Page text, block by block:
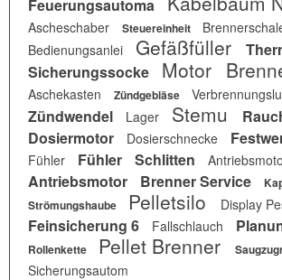
Feuerungsautoma
Ascheschaber Steuereinheit
Bedienungsanlei
Gefäßfüller
Sicherungssocke
Motor
Aschekasten Zündgebläse
Zündwendel Lager Stemu
Dosiermotor
Dosierschnecke
Fühler Fühler Schlitten
Antriebsmotor Brenner Service
Strömungshaube
Pelletsilo Display
Feinsicherung 6 Fallschlauch
Rollenkette Pellet Brenner
Sicherungsautom